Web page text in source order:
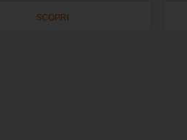
SCOPRI